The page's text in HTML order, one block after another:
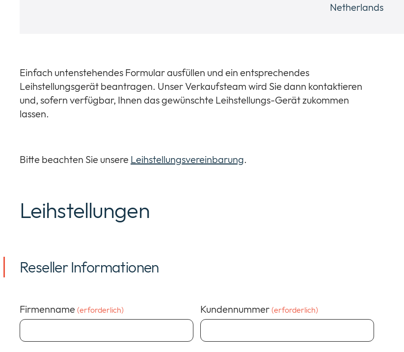
Netherlands
Einfach untenstehendes Formular ausfüllen und ein entsprechendes
Leihstellungsgerät beantragen. Unser Verkaufsteam wird Sie dann kontaktieren
und, sofern verfügbar, Ihnen das gewünschte Leihstellungs-Gerät zukommen
lassen.
Bitte beachten Sie unsere Leihstellungsvereinbarung.
Leihstellungen
Reseller Informationen
Firmenname (erforderlich) Kundennummer (erforderlich)